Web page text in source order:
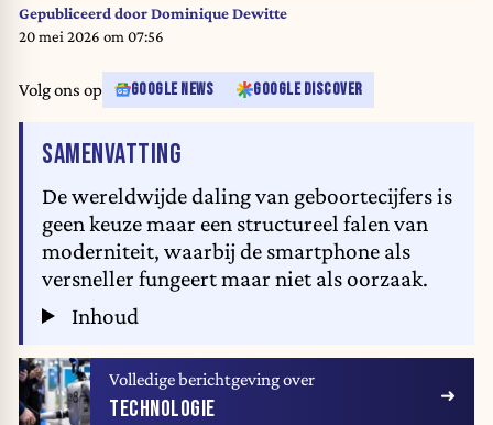
Gepubliceerd doorDominique Dewitte
20 mei 2026 om 07:56
Volg ons op GOOGLE NEWS GOOGLE DISCOVER
SAMENVATTING
De wereldwijde daling van geboortecijfers is
geen keuze maar een structureel falen van
moderniteit, waarbij de smartphone als
versneller fungeert maar niet als oorzaak.
Inhoud
Volledige berichtgeving over
TECHNOLOGIE